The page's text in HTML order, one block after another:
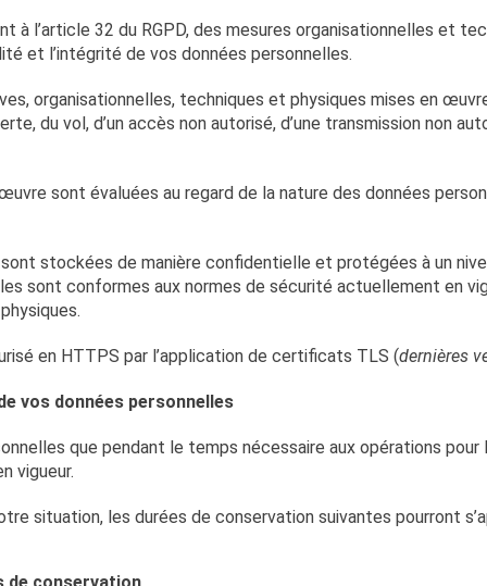
l’article 32 du RGPD, des mesures organisationnelles et
et l’intégrité de vos données personnelles.
organisationnelles, techniques et physiques mises en
du vol, d’un accès non autorisé, d’une transmission non
sont évaluées au regard de la nature des données
stockées de manière confidentielle et protégées à un
sont conformes aux normes de sécurité actuellement en
en HTTPS par l’application de certificats TLS (dernières
vos données personnelles
que pendant le temps nécessaire aux opérations
vigueur.
situation, les durées de conservation suivantes pourront